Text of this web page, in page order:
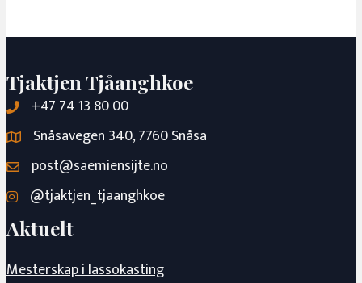
Tjaktjen Tjåanghkoe
+47 74 13 80 00
Snåsavegen 340, 7760 Snåsa
post@saemiensijte.no
@tjaktjen_tjaanghkoe
Aktuelt
Mesterskap i lassokasting